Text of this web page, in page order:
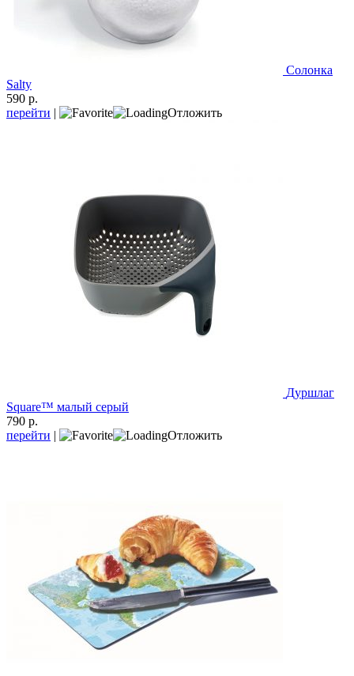
Солонка
Salty
590 р.
перейти | Отложить
Дуршлаг
Square™ малый серый
790 р.
перейти | Отложить